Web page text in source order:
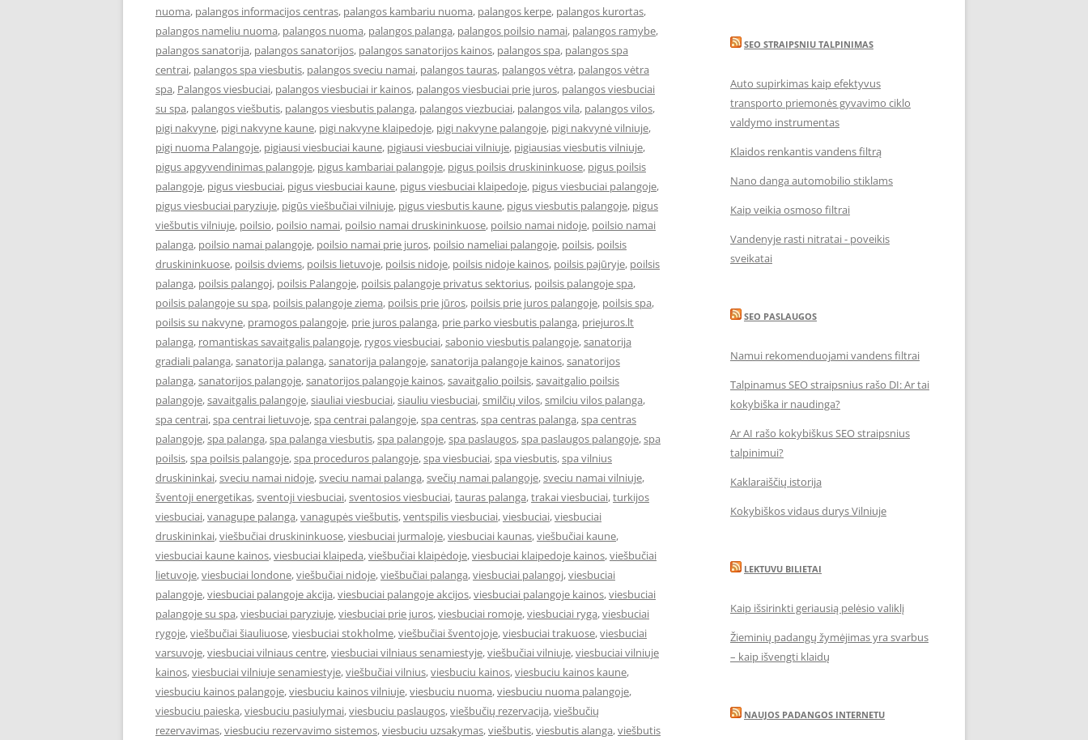
nuoma, palangos informacijos centras, palangos kambariu nuoma, palangos kerpe, palangos kurortas,
palangos nameliu nuoma, palangos nuoma, palangos palanga, palangos poilsio namai, palangos ramybe,
palangos sanatorija, palangos sanatorijos, palangos sanatorijos kainos, palangos spa, palangos spa
centrai, palangos spa viesbutis, palangos sveciu namai, palangos tauras, palangos vėtra, palangos vėtra
spa, Palangos viesbuciai, palangos viesbuciai ir kainos, palangos viesbuciai prie juros, palangos viesbuciai
su spa, palangos viešbutis, palangos viesbutis palanga, palangos viezbuciai, palangos vila, palangos vilos,
pigi nakvyne, pigi nakvyne kaune, pigi nakvyne klaipedoje, pigi nakvyne palangoje, pigi nakvynė vilniuje,
pigi nuoma Palangoje, pigiausi viesbuciai kaune, pigiausi viesbuciai vilniuje, pigiausias viesbutis vilniuje,
pigus apgyvendinimas palangoje, pigus kambariai palangoje, pigus poilsis druskininkuose, pigus poilsis
palangoje, pigus viesbuciai, pigus viesbuciai kaune, pigus viesbuciai klaipedoje, pigus viesbuciai palangoje,
pigus viesbuciai paryziuje, pigūs viešbučiai vilniuje, pigus viesbutis kaune, pigus viesbutis palangoje, pigus
viešbutis vilniuje, poilsio, poilsio namai, poilsio namai druskininkuose, poilsio namai nidoje, poilsio namai
palanga, poilsio namai palangoje, poilsio namai prie juros, poilsio nameliai palangoje, poilsis, poilsis
druskininkuose, poilsis dviems, poilsis lietuvoje, poilsis nidoje, poilsis nidoje kainos, poilsis pajūryje, poilsis
palanga, poilsis palangoj, poilsis Palangoje, poilsis palangoje privatus sektorius, poilsis palangoje spa,
poilsis palangoje su spa, poilsis palangoje ziema, poilsis prie jūros, poilsis prie juros palangoje, poilsis spa,
poilsis su nakvyne, pramogos palangoje, prie juros palanga, prie parko viesbutis palanga, priejuros.lt
palanga, romantiskas savaitgalis palangoje, rygos viesbuciai,sabonio viesbutis palangoje,sanatorija
gradiali palanga,sanatorija palanga,sanatorija palangoje,sanatorija palangoje kainos,sanatorijos
palanga,sanatorijos palangoje,sanatorijos palangoje kainos,savaitgalio poilsis,savaitgalio poilsis
palangoje,savaitgalis palangoje,siauliai viesbuciai,siauliu viesbuciai,smilčių vilos,smilciu vilos palanga,
spa centrai,spa centrai lietuvoje,spa centrai palangoje,spa centras,spa centras palanga,spa centras
palangoje,spa palanga,spa palanga viesbutis,spa palangoje,spa paslaugos,spa paslaugos palangoje,spa
poilsis,spa poilsis palangoje,spa proceduros palangoje,spa viesbuciai,spa viesbutis,spa vilnius
druskininkai,sveciu namai nidoje,sveciu namai palanga,svečių namai palangoje,sveciu namai vilniuje,
šventoji energetikas,sventoji viesbuciai,sventosios viesbuciai,tauras palanga,trakai viesbuciai,turkijos
viesbuciai,vanagupe palanga,vanagupės viešbutis,ventspilis viesbuciai,viesbuciai,viesbuciai
druskininkai,viešbučiai druskininkuose,viesbuciai jurmaloje,viesbuciai kaunas,viešbučiai kaune,
viesbuciai kaune kainos,viesbuciai klaipeda,viešbučiai klaipėdoje,viesbuciai klaipedoje kainos,viešbučiai
lietuvoje,viesbuciai londone,viešbučiai nidoje,viešbučiai palanga,viesbuciai palangoj,viesbuciai
palangoje,viesbuciai palangoje akcija,viesbuciai palangoje akcijos,viesbuciai palangoje kainos,viesbuciai
palangoje su spa,viesbuciai paryziuje,viesbuciai prie juros,viesbuciai romoje,viesbuciai ryga,viesbuciai
rygoje,viešbučiai šiauliuose,viesbuciai stokholme,viešbučiai šventojoje,viesbuciai trakuose,viesbuciai
varsuvoje,viesbuciai vilniaus centre,viesbuciai vilniaus senamiestyje,viešbučiai vilniuje,viesbuciai vilniuje
kainos,viesbuciai vilniuje senamiestyje,viešbučiai vilnius,viesbuciu kainos,viesbuciu kainos kaune,
viesbuciu kainos palangoje,viesbuciu kainos vilniuje,viesbuciu nuoma,viesbuciu nuoma palangoje,
viesbuciu paieska,viesbuciu pasiulymai,viesbuciu paslaugos,viešbučių rezervacija,viešbučių
rezervavimas,viesbuciu rezervavimo sistemos,viesbuciu uzsakymas,viešbutis,viesbutis alanga,viešbutis
SEO STRAIPSNIU TALPINIMAS
Auto supirkimas kaip efektyvus
transporto priemonės gyvavimo ciklo
valdymo instrumentas
Klaidos renkantis vandens filtrą
Nano danga automobilio stiklams
Kaip veikia osmoso filtrai
Vandenyje rasti nitratai - poveikis
sveikatai
SEO PASLAUGOS
Namui rekomenduojami vandens filtrai
Talpinamus SEO straipsnius rašo DI: Ar tai
kokybiška ir naudinga?
Ar AI rašo kokybiškus SEO straipsnius
talpinimui?
Kaklaraiščių istorija
Kokybiškos vidaus durys Vilniuje
LEKTUVU BILIETAI
Kaip išsirinkti geriausią pelėsio valiklį
Žieminių padangų žymėjimas yra svarbus
– kaip išvengti klaidų
NAUJOS PADANGOS INTERNETU